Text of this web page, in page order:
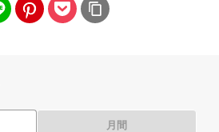
月間